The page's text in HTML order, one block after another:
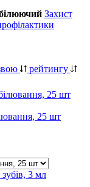
Захист
рейтингу
25 шт